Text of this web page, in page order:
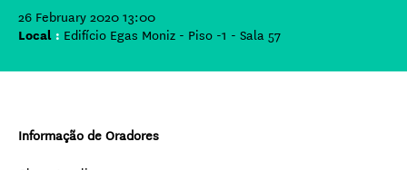
Informação de Oradores
26 February 2020 13:00
Local : Edifício Egas Moniz - Piso -1 - Sala 57